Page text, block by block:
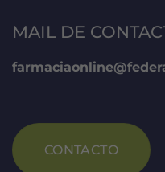
MAIL DE
CONTACTO